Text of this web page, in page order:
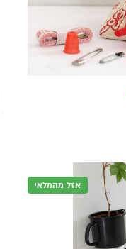
אזל מהמלאי